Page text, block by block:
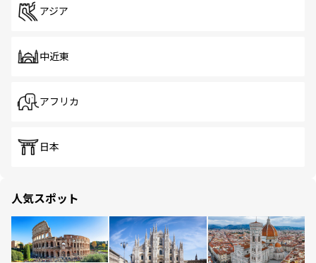
アジア
中近東
アフリカ
日本
人気スポット